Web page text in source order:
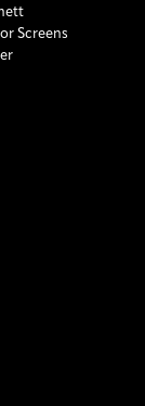
Screens